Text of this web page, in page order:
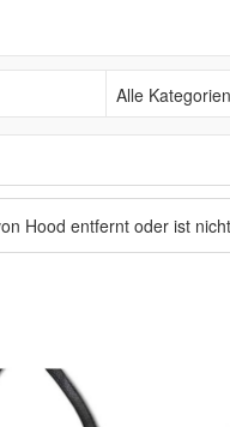
Alle Kategorien
Hood entfernt oder ist